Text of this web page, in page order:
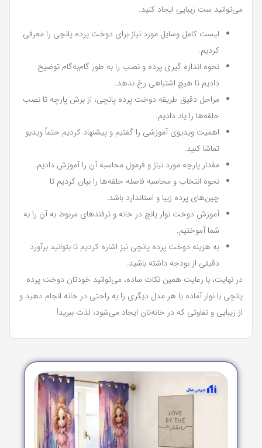
می‌توانید ست زیبایی ایجاد کنید.
لیست کامل وسایل مورد نیاز برای دوخت پرده پانچی را معرفی
کردیم.
نحوه اندازه گیری پرده و نصب را به طور گام‌به‌گام توضیح
دادیم تا هیچ اشتباهی رخ ندهد.
مراحل دقیق طریقه دوخت پرده پانچی، از برش پارچه تا نصب
حلقه‌ها را یاد دادیم.
اهمیت ویدیوی آموزشی را گفتیم و پیشنهاد کردیم حتماً ویدیو
تماشا کنید.
مقدار پارچه مورد نیاز و فرمول محاسبه آن را آموزش دادیم.
نحوه انتخاب و محاسبه فاصله حلقه‌ها را بیان کردیم تا
چین‌های پرده زیبا و استاندارد باشد.
آموزش دوخت نوار پانچ در خانه و ترفندهای مربوط به آن را به
شما آموختیم.
به هزینه دوخت پرده پانچی نیز اشاره کردیم تا بتوانید برآورد
دقیقی از بودجه داشته باشید.
در نهایت، با رعایت همین نکات ساده، می‌توانید خودتان دوخت پرده
پانچی با نوار آماده یا هر مدل دیگری را به راحتی در خانه انجام دهید و
از زیبایی و تفاوتی که در خانه‌تان ایجاد می‌شود، لذت ببرید!